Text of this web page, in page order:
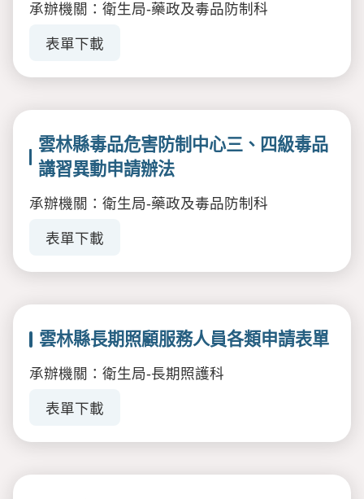
承辦機關：衛生局-藥政及毒品防制科
表單下載
雲林縣毒品危害防制中心三、四級毒品
講習異動申請辦法
承辦機關：衛生局-藥政及毒品防制科
表單下載
雲林縣長期照顧服務人員各類申請表單
承辦機關：衛生局-長期照護科
表單下載